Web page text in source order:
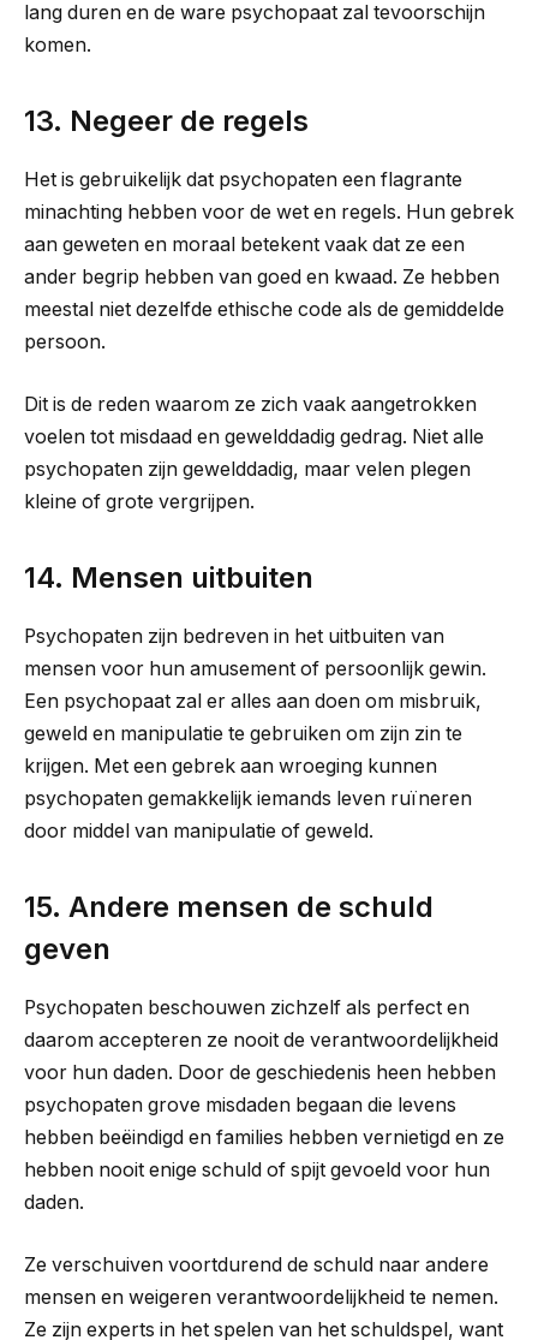
lang duren en de ware psychopaat zal tevoorschijn
komen.
13. Negeer de regels
Het is gebruikelijk dat psychopaten een flagrante
minachting hebben voor de wet en regels. Hun gebrek
aan geweten en moraal betekent vaak dat ze een
ander begrip hebben van goed en kwaad. Ze hebben
meestal niet dezelfde ethische code als de gemiddelde
persoon.
Dit is de reden waarom ze zich vaak aangetrokken
voelen tot misdaad en gewelddadig gedrag. Niet alle
psychopaten zijn gewelddadig, maar velen plegen
kleine of grote vergrijpen.
14. Mensen uitbuiten
Psychopaten zijn bedreven in het uitbuiten van
mensen voor hun amusement of persoonlijk gewin.
Een psychopaat zal er alles aan doen om misbruik,
geweld en manipulatie te gebruiken om zijn zin te
krijgen. Met een gebrek aan wroeging kunnen
psychopaten gemakkelijk iemands leven ruïneren
door middel van manipulatie of geweld.
15. Andere mensen de schuld
geven
Psychopaten beschouwen zichzelf als perfect en
daarom accepteren ze nooit de verantwoordelijkheid
voor hun daden. Door de geschiedenis heen hebben
psychopaten grove misdaden begaan die levens
hebben beëindigd en families hebben vernietigd en ze
hebben nooit enige schuld of spijt gevoeld voor hun
daden.
Ze verschuiven voortdurend de schuld naar andere
mensen en weigeren verantwoordelijkheid te nemen.
Ze zijn experts in het spelen van het schuldspel, want